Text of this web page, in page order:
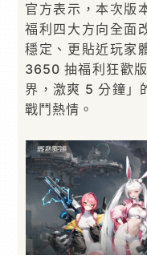
官方表示，本次版
福利四大方向全面
穩定、更貼近玩家
3650 抽福利狂歡
界，激爽 5 分鐘」
戰鬥熱情。